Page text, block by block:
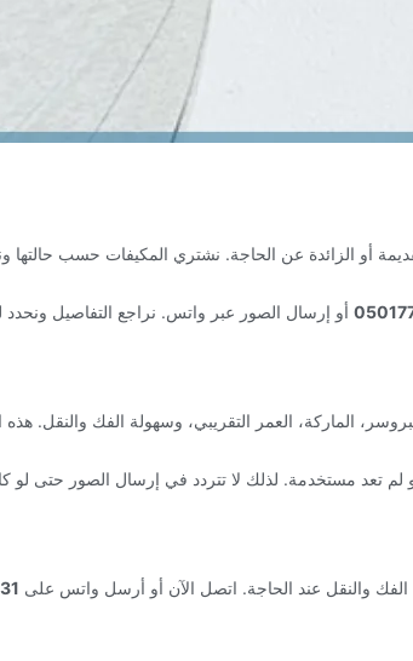
أو الزائدة عن الحاجة. نشتري المكيفات حسب حالتها
أو إرسال الصور عبر واتس. نراجع التفاصيل ونحدد
الماركة، العمر التقريبي، وسهولة الفك والنقل.
تعد مستخدمة. لذلك لا تتردد في إرسال الصور حتى لو
والنقل عند الحاجة. اتصل الآن أو أرسل واتس على